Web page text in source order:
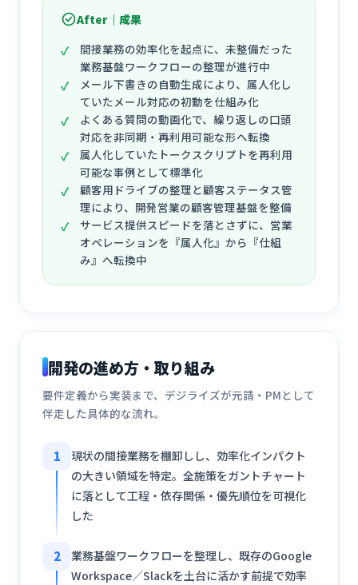
After｜成果
間接業務の効率化を起点に、未整備だった
業務基盤ワークフローの整理が進行中
メール下書きの自動生成により、属人化し
ていたメール対応の初動を仕組み化
よくある質問の動画化で、繰り返しの口頭
対応を非同期・再利用可能な形へ転換
属人化していたトークスクリプトを再利用
可能な事例として標準化
顧客用ドライブの整理と顧客ステータス管
理により、開発営業の顧客管理基盤を整備
サービス提供スピードを落とさずに、営業
オペレーションを『属人化』から『仕組
み』へ転換中
開発の進め方・取り組み
要件定義から実装まで、デジライズが元請・PMとして
伴走した具体的な流れ。
1
現状の間接業務を棚卸しし、効率化インパクト
の大きい領域を特定。全施策をガントチャート
に落として工程・依存関係・優先順位を可視化
した
2
業務基盤ワークフローを整理し、既存のGoogle
Workspace／Slackを土台に活かす前提で効率